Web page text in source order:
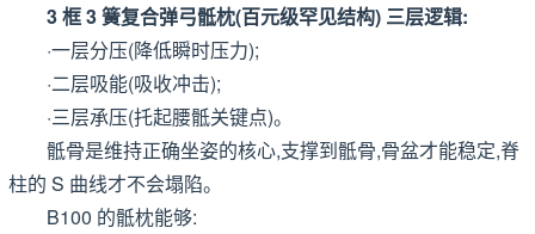
3 框 3 簧复合弹弓骶枕(百元级罕见结构) 三层逻辑:
·一层分压(降低瞬时压力);
·二层吸能(吸收冲击);
·三层承压(托起腰骶关键点)。
骶骨是维持正确坐姿的核心,支撑到骶骨,骨盆才能稳定,脊
柱的 S 曲线才不会塌陷。
B100 的骶枕能够: